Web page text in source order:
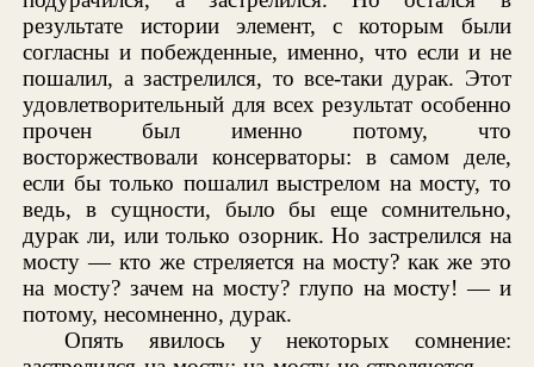
результате истории элемент, с которым были
согласны и побежденные, именно, что если и не
пошалил, а застрелился, то все-таки дурак. Этот
удовлетворительный для всех результат особенно
прочен был именно потому, что
восторжествовали консерваторы: в самом деле,
если бы только пошалил выстрелом на мосту, то
ведь, в сущности, было бы еще сомнительно,
дурак ли, или только озорник. Но застрелился на
мосту — кто же стреляется на мосту? как же это
на мосту? зачем на мосту? глупо на мосту! — и
потому, несомненно, дурак.
Опять явилось у некоторых сомнение: